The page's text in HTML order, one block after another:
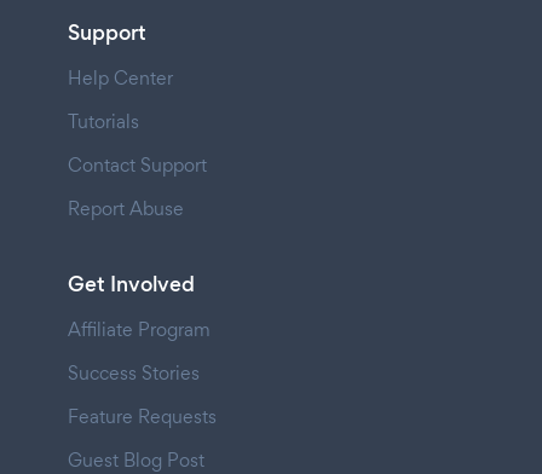
Support
Help Center
Tutorials
Contact Support
Report Abuse
Get Involved
Affiliate Program
Success Stories
Feature Requests
Guest Blog Post